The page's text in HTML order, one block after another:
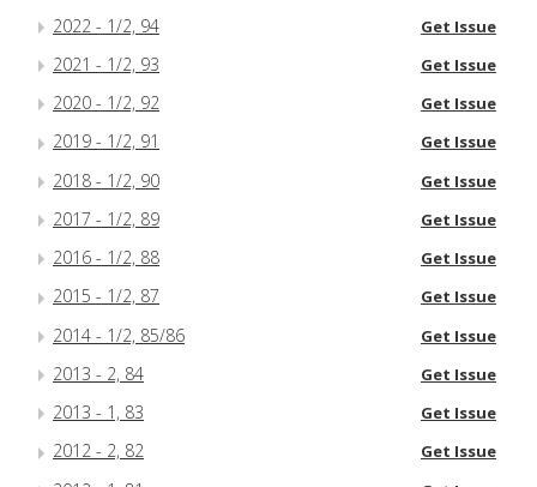
2022 - 1/2, 94 Get Issue
2021 - 1/2, 93 Get Issue
2020 - 1/2, 92 Get Issue
2019 - 1/2, 91 Get Issue
2018 - 1/2, 90 Get Issue
2017 - 1/2, 89 Get Issue
2016 - 1/2, 88 Get Issue
2015 - 1/2, 87 Get Issue
2014 - 1/2, 85/86 Get Issue
2013 - 2, 84 Get Issue
2013 - 1, 83 Get Issue
2012 - 2, 82 Get Issue